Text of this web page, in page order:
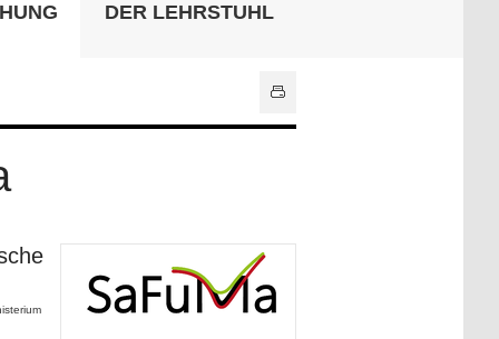
Universitätsbibliothek
DER LEHRSTUHL